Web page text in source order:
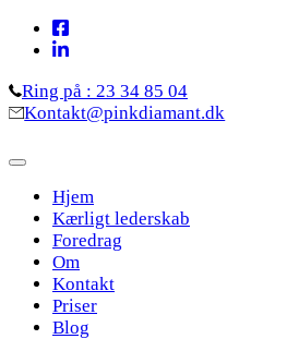
Skip
(Press
Enter)
Ring på : 23 34 85 04
Kontakt@pinkdiamant.dk
Hjem
Kærligt lederskab
Foredrag
Om
Kontakt
Priser
Blog